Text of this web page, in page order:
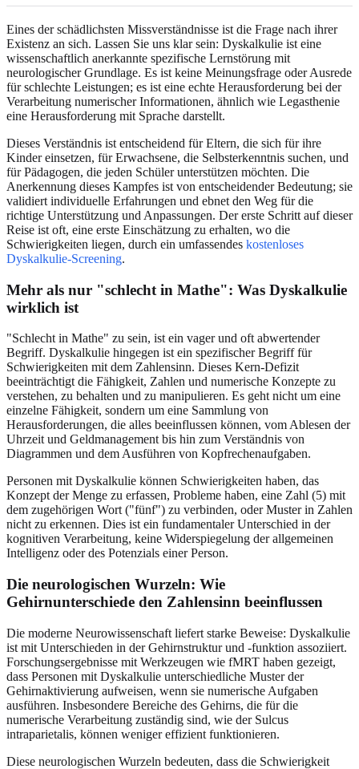
Eines der schädlichsten Missverständnisse ist die Frage nach ihrer
Existenz an sich. Lassen Sie uns klar sein: Dyskalkulie ist eine
wissenschaftlich anerkannte spezifische Lernstörung mit
neurologischer Grundlage. Es ist keine Meinungsfrage oder Ausrede
für schlechte Leistungen; es ist eine echte Herausforderung bei der
Verarbeitung numerischer Informationen, ähnlich wie Legasthenie
eine Herausforderung mit Sprache darstellt.
Dieses Verständnis ist entscheidend für Eltern, die sich für ihre
Kinder einsetzen, für Erwachsene, die Selbsterkenntnis suchen, und
für Pädagogen, die jeden Schüler unterstützen möchten. Die
Anerkennung dieses Kampfes ist von entscheidender Bedeutung; sie
validiert individuelle Erfahrungen und ebnet den Weg für die
richtige Unterstützung und Anpassungen. Der erste Schritt auf dieser
Reise ist oft, eine erste Einschätzung zu erhalten, wo die
Schwierigkeiten liegen, durch ein umfassendes kostenloses
Dyskalkulie-Screening.
Mehr als nur "schlecht in Mathe": Was Dyskalkulie
wirklich ist
"Schlecht in Mathe" zu sein, ist ein vager und oft abwertender
Begriff. Dyskalkulie hingegen ist ein spezifischer Begriff für
Schwierigkeiten mit dem Zahlensinn. Dieses Kern-Defizit
beeinträchtigt die Fähigkeit, Zahlen und numerische Konzepte zu
verstehen, zu behalten und zu manipulieren. Es geht nicht um eine
einzelne Fähigkeit, sondern um eine Sammlung von
Herausforderungen, die alles beeinflussen können, vom Ablesen der
Uhrzeit und Geldmanagement bis hin zum Verständnis von
Diagrammen und dem Ausführen von Kopfrechenaufgaben.
Personen mit Dyskalkulie können Schwierigkeiten haben, das
Konzept der Menge zu erfassen, Probleme haben, eine Zahl (5) mit
dem zugehörigen Wort ("fünf") zu verbinden, oder Muster in Zahlen
nicht zu erkennen. Dies ist ein fundamentaler Unterschied in der
kognitiven Verarbeitung, keine Widerspiegelung der allgemeinen
Intelligenz oder des Potenzials einer Person.
Die neurologischen Wurzeln: Wie
Gehirnunterschiede den Zahlensinn beeinflussen
Die moderne Neurowissenschaft liefert starke Beweise: Dyskalkulie
ist mit Unterschieden in der Gehirnstruktur und -funktion assoziiert.
Forschungsergebnisse mit Werkzeugen wie fMRT haben gezeigt,
dass Personen mit Dyskalkulie unterschiedliche Muster der
Gehirnaktivierung aufweisen, wenn sie numerische Aufgaben
ausführen. Insbesondere Bereiche des Gehirns, die für die
numerische Verarbeitung zuständig sind, wie der Sulcus
intraparietalis, können weniger effizient funktionieren.
Diese neurologischen Wurzeln bedeuten, dass die Schwierigkeit